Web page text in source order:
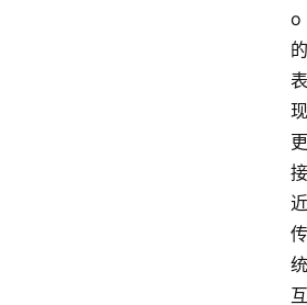
o
的
表
现
更
接
近
传
统
互